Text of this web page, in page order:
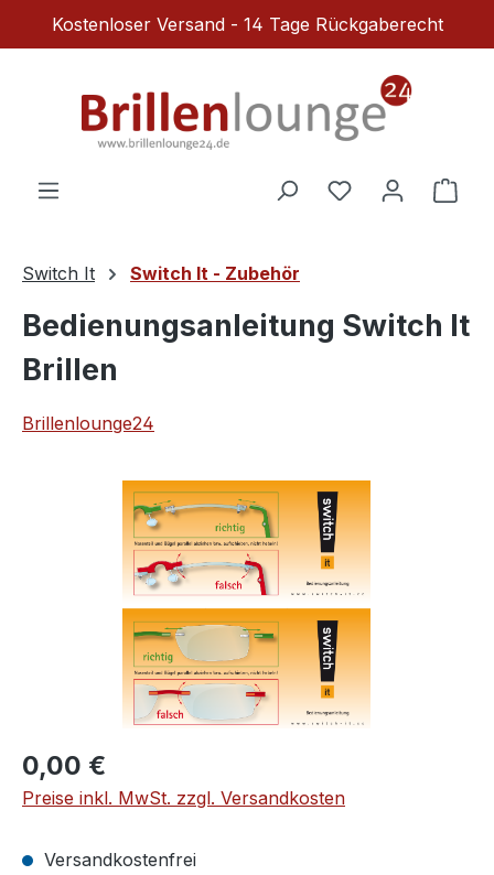
Zum Hauptinhalt springen
Kostenloser Versand - 14 Tage Rückgaberecht
Du hast 0
Switch It Switch It - Zubehör
Bedienungsanleitung Switch It
Brillen
Brillenlounge24
Bildergalerie überspringen
Regulärer Preis:
0,00 €
Preise inkl. MwSt. zzgl. Versandkosten
Versandkostenfrei